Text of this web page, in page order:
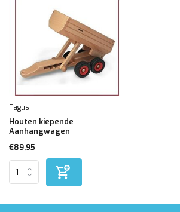
Fagus
Houten kiepende
Aanhangwagen
€89,95